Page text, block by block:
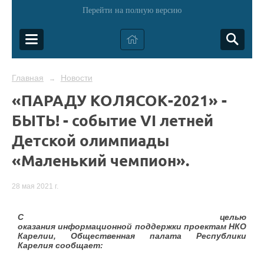
Перейти на полную версию
Главная → Новости
«ПАРАДУ КОЛЯСОК-2021» -
БЫТЬ! - событие VI летней
Детской олимпиады
«Маленький чемпион».
28 мая 2021 г.
С целью
оказания информационной поддержки проектам НКО
Карелии, Общественная палата Республики
Карелия сообщает: